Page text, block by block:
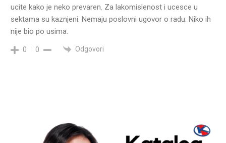
ucite kako je neko prevaren. Za lakomislenost i ucesce u
sektama su kaznjeni. Nemaju poslovni ugovor o radu. Niko ih
nije bio po usima.
0 0 Odgovori